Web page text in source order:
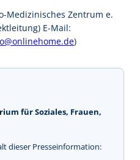
Medizinisches Zentrum e.
E-Mail:
)
für Soziales, Frauen,
dieser Presseinformation: